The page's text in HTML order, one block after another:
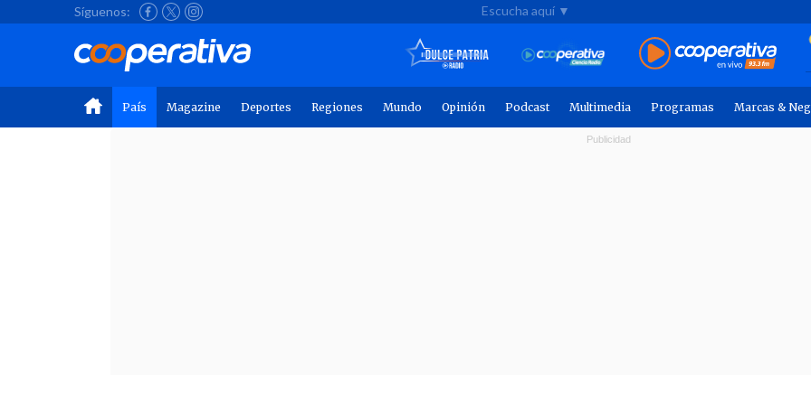
Síguenos: Escucha aquí ▼
País Magazine Deportes Regiones Mundo Opinión Podcast Multimedia Programas Marcas &